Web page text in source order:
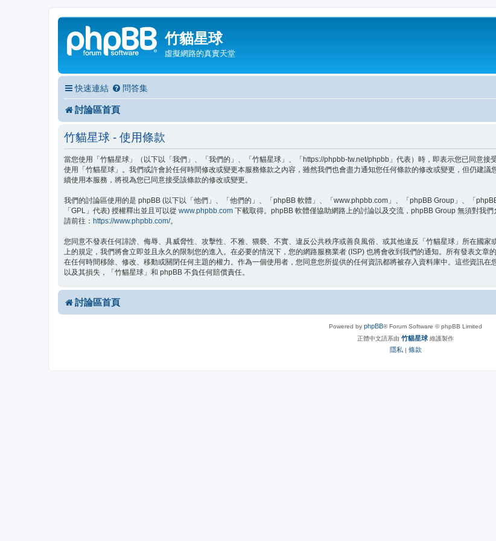
竹貓星球
虛擬網路的真實天堂
快速連結 問答集
討論區首頁
竹貓星球 - 使用條款
當您使用「竹貓星球」（以下以「我們」、「我們的」、「竹貓星球」、「https://phpbb-tw.net/phpbb」代表）時，即表示您已同意
使用「竹貓星球」。我們或許會於任何時間修改或變更本服務條款之內容，雖然我們也會盡力通知您任何條款的修改或變更，但仍建
續使用本服務，將視為您已同意接受該條款的修改或變更。
我們的討論區使用的是 phpBB (以下以「他們」、「他們的」、「phpBB 軟體」、「www.phpbb.com」、「phpBB Group」、「
「GPL」代表) 授權釋出並且可以從 www.phpbb.com 下載取得。phpBB 軟體僅協助網路上的討論以及交流，phpBB Group 無須對我
請前往： https://www.phpbb.com/。
您同意不發表任何誹謗、侮辱、具威脅性、攻擊性、不雅、猥褻、不實、違反公共秩序或善良風俗、或其他違反「竹貓星球」所在國
上的規定，我們將會立即並且永久的限制您的進入。在必要的情況下，您的網路服務業者 (ISP) 也將會收到我們的通知。所有發表文
在任何時間移除、修改、移動或關閉任何主題的權力。作為一個使用者，您同意您所提供的任何資訊都將被存入資料庫中。這些資訊
以及其損失，「竹貓星球」和 phpBB 不負任何賠償責任。
討論區首頁
Powered by phpBB® Forum Software © phpBB Limited
正體中文語系由 竹貓星球 維護製作
隱私 | 條款